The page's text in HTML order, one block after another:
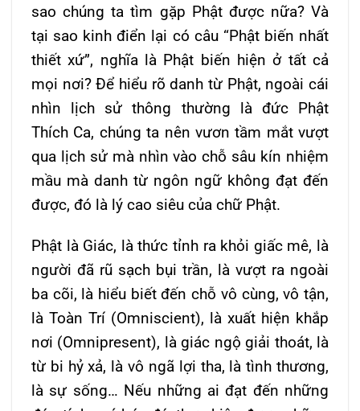
sao chúng ta tìm gặp Phật được nữa? Và
tại sao kinh điển lại có câu “Phật biến nhất
thiết xứ”, nghĩa là Phật biến hiện ở tất cả
mọi nơi? Ðể hiểu rõ danh từ Phật, ngoài cái
nhìn lịch sử thông thường là đức Phật
Thích Ca, chúng ta nên vươn tầm mắt vượt
qua lịch sử mà nhìn vào chỗ sâu kín nhiệm
mầu mà danh từ ngôn ngữ không đạt đến
được, đó là lý cao siêu của chữ Phật.
Phật là Giác, là thức tỉnh ra khỏi giấc mê, là
người đã rũ sạch bụi trần, là vượt ra ngoài
ba cõi, là hiểu biết đến chỗ vô cùng, vô tận,
là Toàn Trí (Omniscient), là xuất hiện khắp
nơi (Omnipresent), là giác ngộ giải thoát, là
từ bi hỷ xả, là vô ngã lợi tha, là tình thương,
là sự sống… Nếu những ai đạt đến những